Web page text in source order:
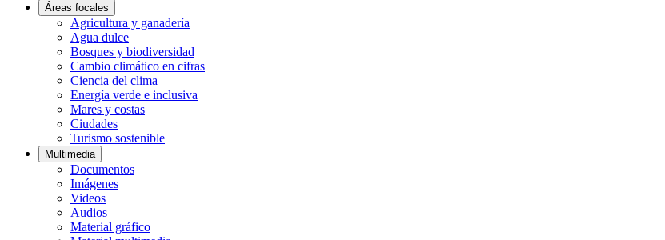
Áreas focales
Agricultura y ganadería
Agua dulce
Bosques y biodiversidad
Cambio climático en cifras
Ciencia del clima
Energía verde e inclusiva
Mares y costas
Ciudades
Turismo sostenible
Multimedia
Documentos
Imágenes
Videos
Audios
Material gráfico